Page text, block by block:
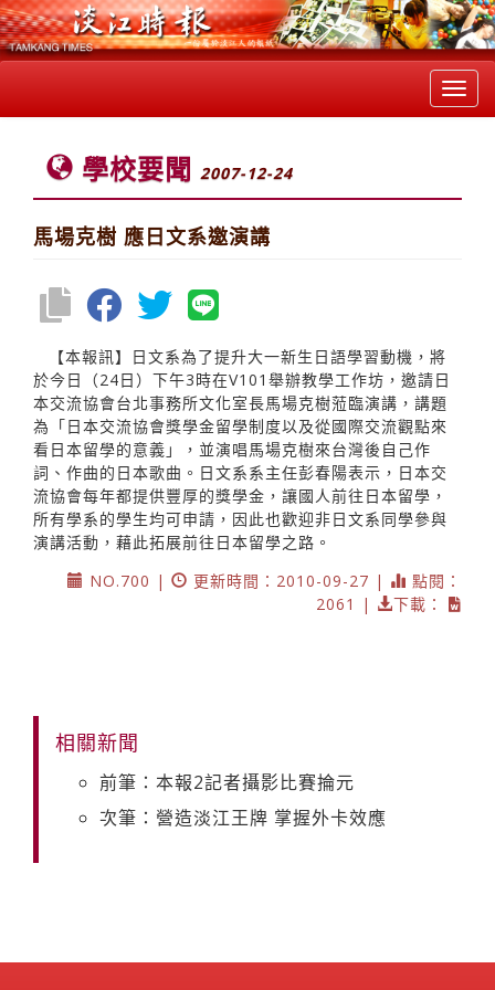
學校要聞 2007-12-24
馬場克樹 應日文系邀演講
【本報訊】日文系為了提升大一新生日語學習動機，將
於今日（24日）下午3時在V101舉辦教學工作坊，邀請日
本交流協會台北事務所文化室長馬場克樹蒞臨演講，講題
為「日本交流協會獎學金留學制度以及從國際交流觀點來
看日本留學的意義」，並演唱馬場克樹來台灣後自己作
詞、作曲的日本歌曲。日文系系主任彭春陽表示，日本交
流協會每年都提供豐厚的獎學金，讓國人前往日本留學，
所有學系的學生均可申請，因此也歡迎非日文系同學參與
演講活動，藉此拓展前往日本留學之路。
NO.700 |
更新時間：2010-09-27 |
點閱：
2061 |
下載：
相關新聞
前筆：本報2記者攝影比賽掄元
次筆：營造淡江王牌 掌握外卡效應